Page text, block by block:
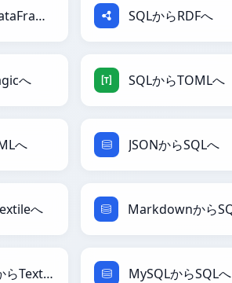
SQLからRDataFrameへ SQLからRDFへ
へ SQLからTOMLへ
へ JSONからSQLへ
へ
MediaWikiからTextileへ MySQLからSQLへ